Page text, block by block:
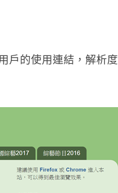
戶的使用連結，解析度